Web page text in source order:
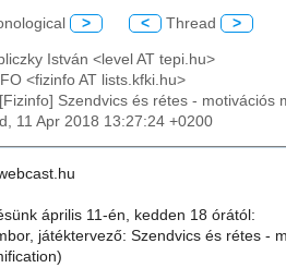
> < Thread >
István <level AT tepi.hu>
<fizinfo AT lists.kfki.hu>
Szendvics és rétes - motivációs
11 Apr 2018 13:27:24 +0200
április 11-én, kedden 18 órától:
játéktervező: Szendvics és rétes -